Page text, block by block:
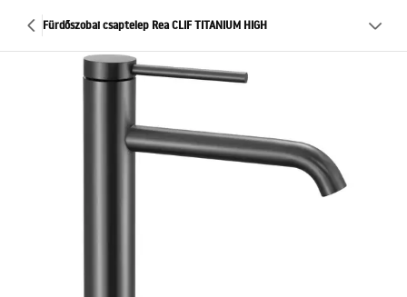
Fürdőszobai csaptelep Rea CLIF TITANIUM HIGH